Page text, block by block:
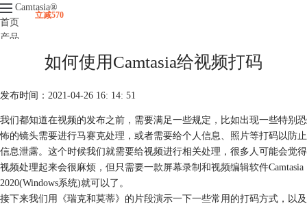
Camtasia®
首页
产品
立减570
视频课程
如何使用Camtasia给视频打码
发布时间：2021-04-26 16: 14: 51
我们都知道在视频的发布之前，需要满足一些规定，比如出现一些特别恐
怖的镜头需要进行马赛克处理，或者需要给个人信息、照片等打码以防止
信息泄露。这个时候我们就需要给视频进行相关处理，很多人可能会觉得
视频处理起来会很麻烦，但只需要一款屏幕录制和视频编辑软件Camtasia
2020(Windows系统)就可以了。
接下来我们用《瑞克和莫蒂》的片段演示一下一些常用的打码方式，以及